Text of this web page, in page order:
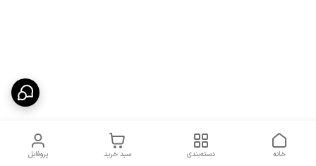
پروفایل سبد خرید دسته‌بندی خانه